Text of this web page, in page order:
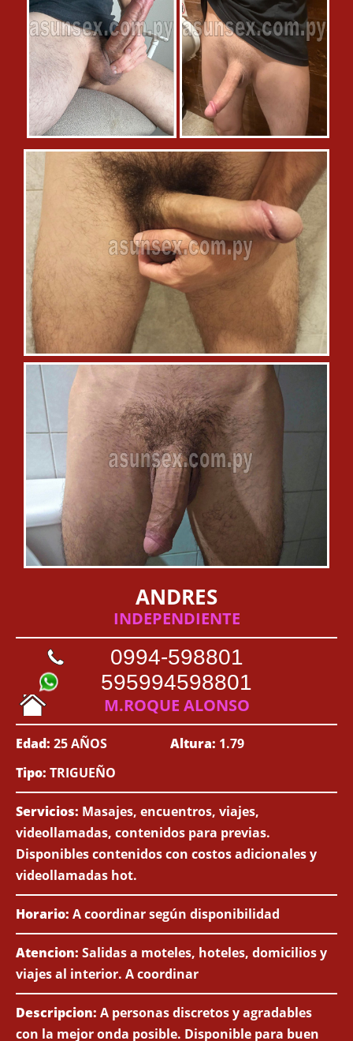
ANDRES
INDEPENDIENTE
0994-598801
595994598801
M.ROQUE ALONSO
Edad: 25 AÑOS Altura: 1.79
Tipo: TRIGUEÑO
Servicios: Masajes, encuentros, viajes,
videollamadas, contenidos para previas.
Disponibles contenidos con costos adicionales y
videollamadas hot.
Horario: A coordinar según disponibilidad
Atencion: Salidas a moteles, hoteles, domicilios y
viajes al interior. A coordinar
Descripcion: A personas discretos y agradables
con la mejor onda posible. Disponible para buen